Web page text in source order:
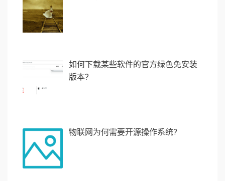
如何下载某些软件的官方绿色免安装
版本?
物联网为何需要开源操作系统?